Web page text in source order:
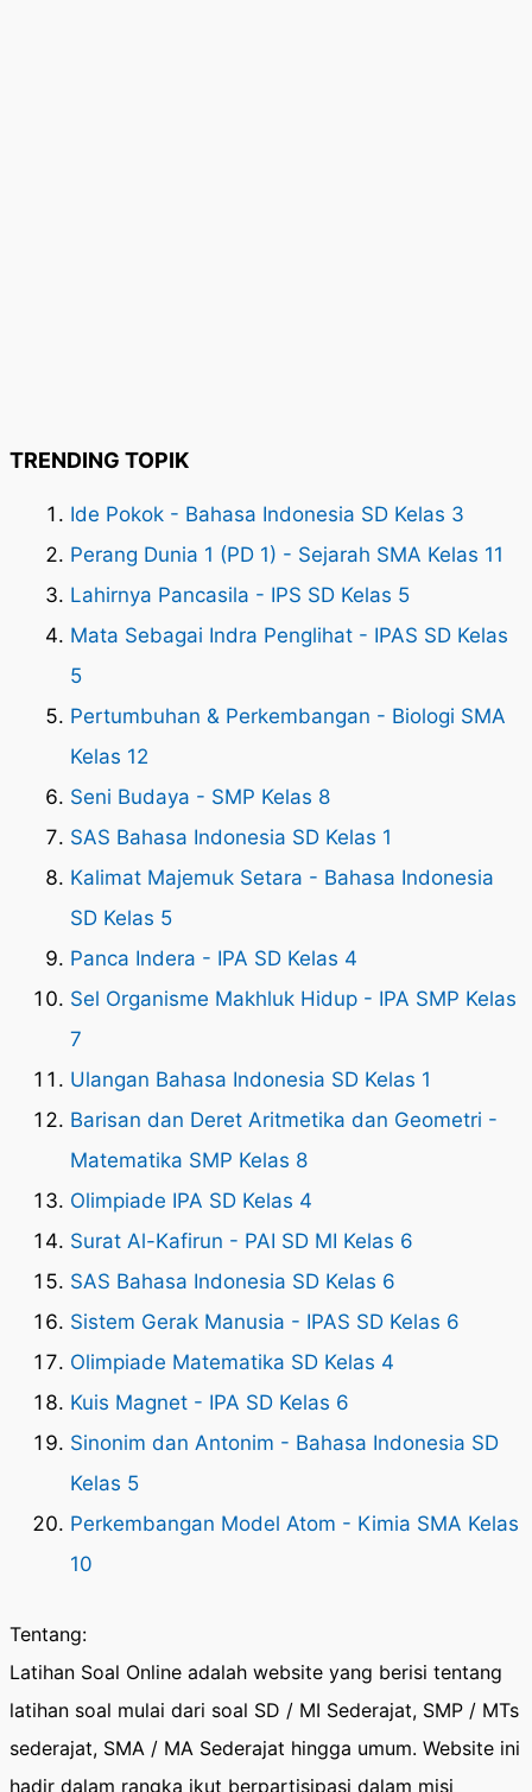
TRENDING TOPIK
Ide Pokok - Bahasa Indonesia SD Kelas 3
Perang Dunia 1 (PD 1) - Sejarah SMA Kelas 11
Lahirnya Pancasila - IPS SD Kelas 5
Mata Sebagai Indra Penglihat - IPAS SD Kelas
5
Pertumbuhan & Perkembangan - Biologi SMA
Kelas 12
Seni Budaya - SMP Kelas 8
SAS Bahasa Indonesia SD Kelas 1
Kalimat Majemuk Setara - Bahasa Indonesia
SD Kelas 5
Panca Indera - IPA SD Kelas 4
Sel Organisme Makhluk Hidup - IPA SMP Kelas
7
Ulangan Bahasa Indonesia SD Kelas 1
Barisan dan Deret Aritmetika dan Geometri -
Matematika SMP Kelas 8
Olimpiade IPA SD Kelas 4
Surat Al-Kafirun - PAI SD MI Kelas 6
SAS Bahasa Indonesia SD Kelas 6
Sistem Gerak Manusia - IPAS SD Kelas 6
Olimpiade Matematika SD Kelas 4
Kuis Magnet - IPA SD Kelas 6
Sinonim dan Antonim - Bahasa Indonesia SD
Kelas 5
Perkembangan Model Atom - Kimia SMA Kelas
10
Tentang:
Latihan Soal Online adalah website yang berisi tentang
latihan soal mulai dari soal SD / MI Sederajat, SMP / MTs
sederajat, SMA / MA Sederajat hingga umum. Website ini
hadir dalam rangka ikut berpartisipasi dalam misi